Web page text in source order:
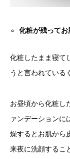
化粧が残ってお
化粧したまま寝て
うと言われている
お昼頃から化粧し
ァンデーションに
燥するとお肌から
来夜に洗顔するこ